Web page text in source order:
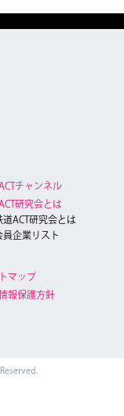
チャンネル
研究会とは
道ACT研究会とは
員企業リスト
マップ
報保護方針